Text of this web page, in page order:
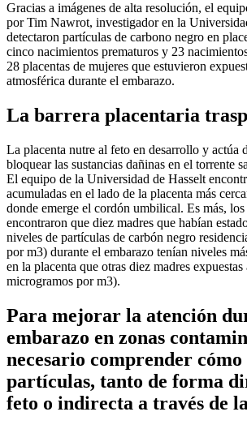
Gracias a imágenes de alta resolución, el
por Tim Nawrot, investigador en la
detectaron partículas de carbono negro en
cinco nacimientos prematuros y 23
28 placentas de mujeres que estuvieron
atmosférica durante el embarazo.
La barrera placentaria
La placenta nutre al feto en desarrollo y actúa
bloquear las sustancias dañinas en el torrente
El equipo de la Universidad de Hasselt
acumuladas en el lado de la placenta más
donde emerge el cordón umbilical. Es más,
encontraron que diez madres que habían
niveles de partículas de carbón negro
por m3) durante el embarazo tenían niveles
en la placenta que otras diez madres
microgramos por m3).
Para mejorar la atención
embarazo en zonas
necesario comprender cómo
partículas, tanto de forma
feto o indirecta a través de